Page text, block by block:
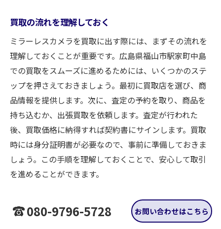
買取の流れを理解しておく
ミラーレスカメラを買取に出す際には、まずその流れを
理解しておくことが重要です。広島県福山市駅家町中島
での買取をスムーズに進めるためには、いくつかのステ
ップを押さえておきましょう。最初に買取店を選び、商
品情報を提供します。次に、査定の予約を取り、商品を
持ち込むか、出張買取を依頼します。査定が行われた
後、買取価格に納得すれば契約書にサインします。買取
時には身分証明書が必要なので、事前に準備しておきま
しょう。この手順を理解しておくことで、安心して取引
を進めることができます。
安全な取引のためのガイドライン
安全な買取取引を行うためには、いくつかのガイドライ
080-9796-5728 お問い合わせはこちら